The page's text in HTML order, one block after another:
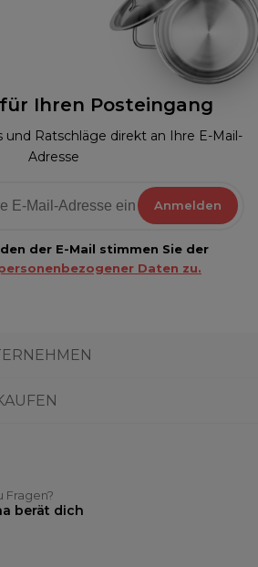
Ihren Posteingang
und Ratschläge direkt an Ihre E-Mail-
Adresse
Anmelden
der E-Mail stimmen Sie der
Daten zu.
Fragen?
berät dich